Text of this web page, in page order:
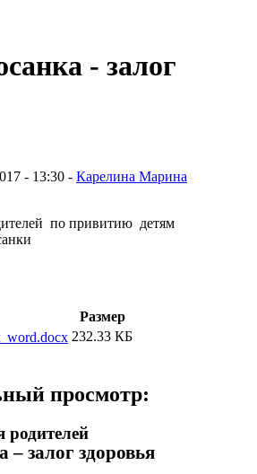
- залог
- 13:30 - Карелина Марина
по привитию детям
Размер
232.33 КБ
просмотр:
родителей
– залог здоровья